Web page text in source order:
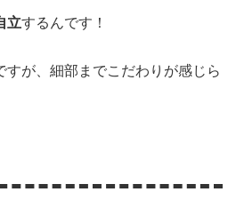
立するんです！
すが、細部までこだわりが感じら